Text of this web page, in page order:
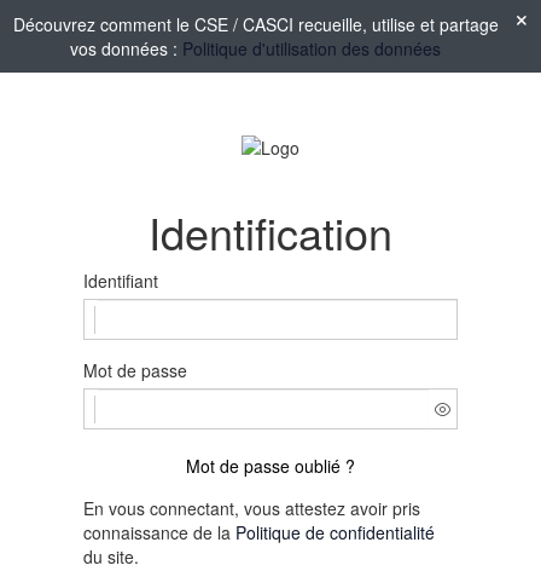
Découvrez comment le CSE / CASCI recueille, utilise et partage
vos données : Politique d'utilisation des données
Identification
Identifiant
Mot de passe
Mot de passe oublié ?
En vous connectant, vous attestez avoir pris
connaissance de la Politique de confidentialité
du site.